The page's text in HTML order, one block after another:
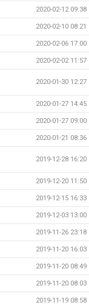
2020-02-12 09:38
2020-02-10 08:21
2020-02-06 17:00
2020-02-02 11:57
2020-01-30 12:27
2020-01-27 14:45
2020-01-27 09:00
2020-01-21 08:36
2019-12-28 16:20
2019-12-20 11:50
2019-12-15 16:33
2019-12-03 13:00
2019-11-26 23:18
2019-11-20 16:03
2019-11-20 08:49
2019-11-20 08:03
2019-11-19 08:58